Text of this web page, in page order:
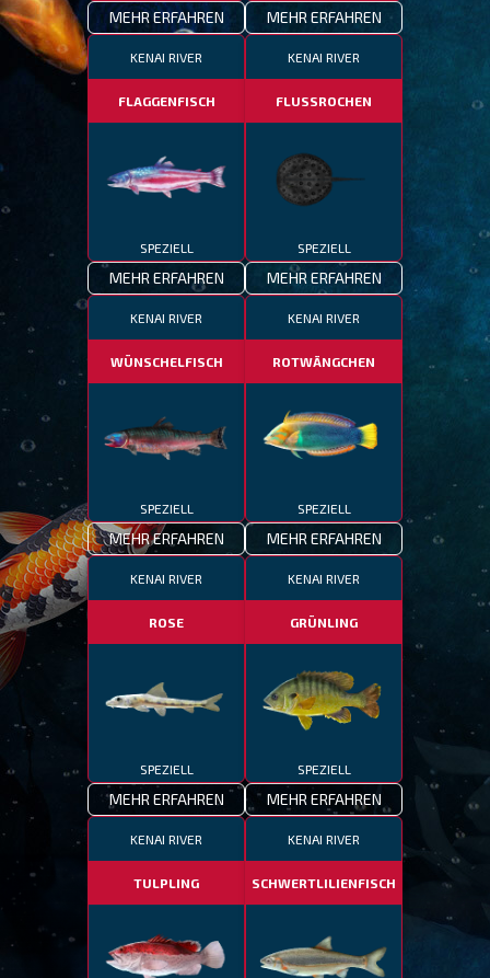
MEHR ERFAHREN MEHR ERFAHREN
KENAI RIVER
FLAGGENFISCH
SPEZIELL
MEHR ERFAHREN
KENAI RIVER
FLUSSROCHEN
SPEZIELL
MEHR ERFAHREN
KENAI RIVER
WÜNSCHELFISCH
SPEZIELL
MEHR ERFAHREN
KENAI RIVER
ROTWÄNGCHEN
SPEZIELL
MEHR ERFAHREN
KENAI RIVER
ROSE
SPEZIELL
MEHR ERFAHREN
KENAI RIVER
GRÜNLING
SPEZIELL
MEHR ERFAHREN
KENAI RIVER
TULPLING
KENAI RIVER
SCHWERTLILIENFISCH